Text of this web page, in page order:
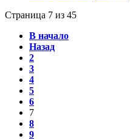
Страница 7 из 45
В начало
Назад
2
3
4
5
6
7
8
9